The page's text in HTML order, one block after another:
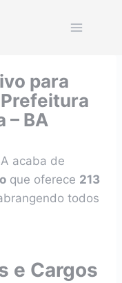
para
– BA
acaba de
que oferece 213
todos
e Cargos